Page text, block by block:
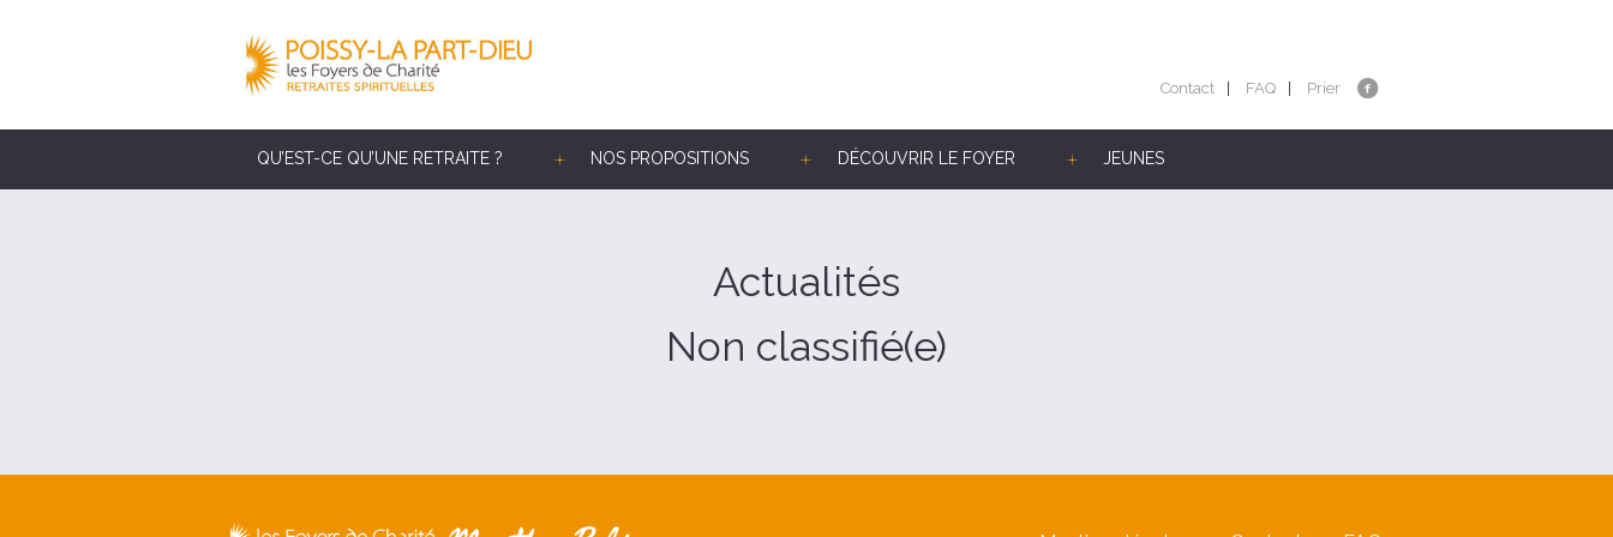
Contact FAQ Prier
QU’EST-CE QU’UNE RETRAITE ? NOS PROPOSITIONS DÉCOUVRIR LE FOYER JEUNES
Actualités
Non classifié(e)